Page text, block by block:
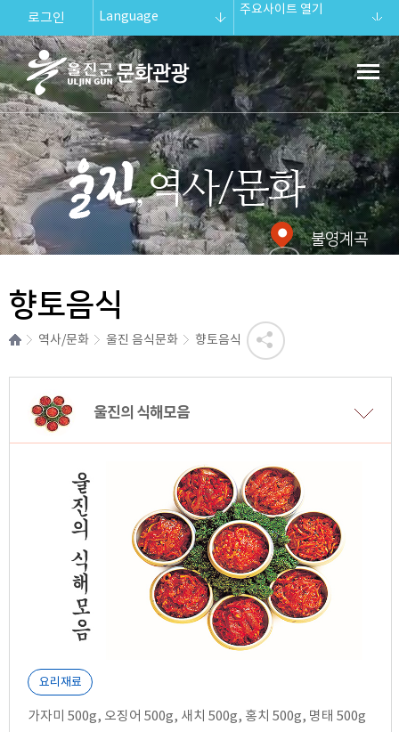
로그인 Language 주요사이트 열기
울진군문화관
광
울진 역사/문화. 불영계곡
향토음식
역사/문화 울진 음식문화 향토음식
울진의 식해모음
요리재료
가자미 500g, 오징어 500g, 새치 500g, 홍치 500g, 명태 500g